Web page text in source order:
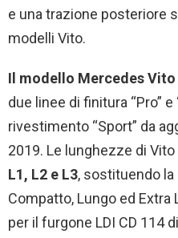
e una trazione posteriore
modelli Vito.
Il modello Mercedes Vito
due linee di finitura “Pro”
rivestimento “Sport” da
2019. Le lunghezze di
L1, L2 e L3, sostituendo
Compatto, Lungo ed
per il furgone LDI CD 114